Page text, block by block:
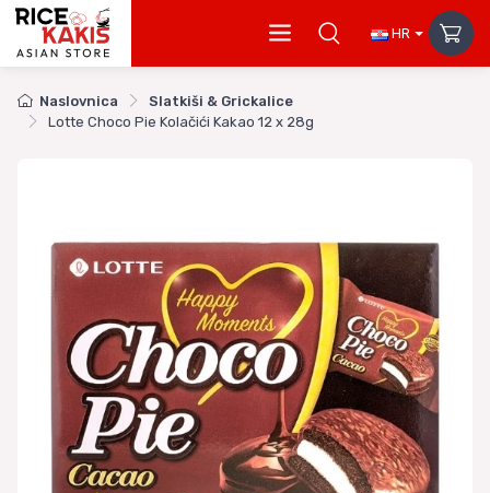
HR
Naslovnica
Slatkiši & Grickalice
Lotte Choco Pie Kolačići Kakao 12 x 28g